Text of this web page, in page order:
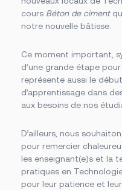
Documents officiels
Politiques, règlements
Grand public
Académie sportive du
Bibliothèque Armand-
Portes ouvertes
Cérémonie de fin d’études
Foire aux questions
Des établissements sur
Campus principal de
Centre d’études
Fondation
Bourses offertes
Je donne à la Fondation
Conseil d’administration
Accès rapides
La rentrée
La Fondation
Bibliothèque Armand-
Service des stages et
Événements
Nouvelles
Notre équipe
Conseil d’administration
Bottin du personnel
cours Béton de ciment
notre nouvelle bâtisse.
Ce moment important,
d’une grande étape pour
représente aussi le
d’apprentissage dans
aux besoins de nos
D’ailleurs, nous
pour remercier
les enseignant(e)s et la
pratiques en
pour leur patience et